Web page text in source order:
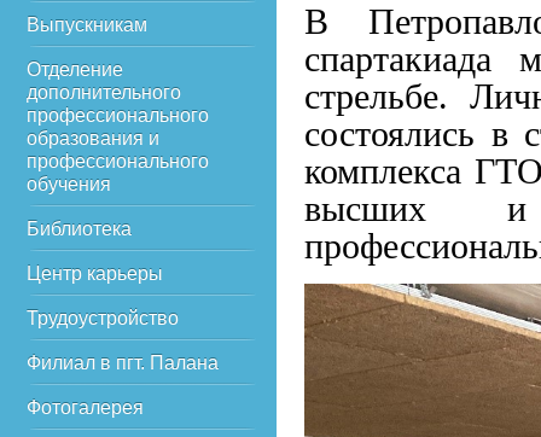
Выпускникам
Отделение
дополнительного
профессионального
образования и
профессионального
обучения
Библиотека
Центр карьеры
Трудоустройство
Филиал в пгт. Палана
Фотогалерея
В
спартакиада
стрельбе.
состоялись
комплекса
высших и